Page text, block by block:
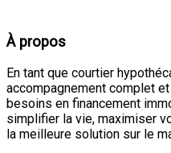
À propos
En tant que courtier
accompagnement complet
besoins en financement
simplifier la vie, maximiser
la meilleure solution sur le